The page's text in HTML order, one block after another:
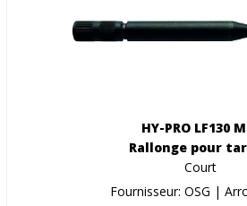
HY-PRO LF130
Rallonge pour
Court
Fournisseur: OSG |